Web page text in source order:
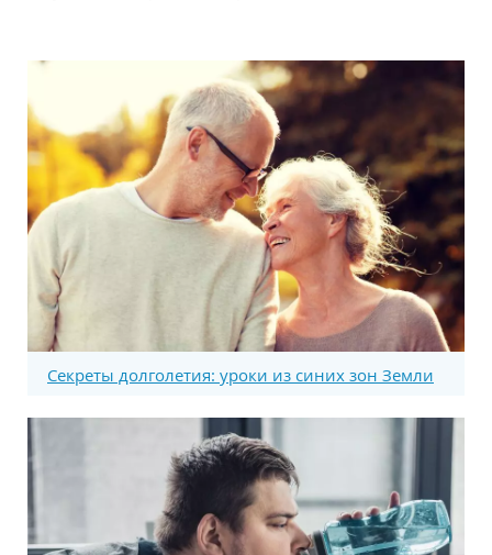
Секреты долголетия: уроки из синих зон Земли